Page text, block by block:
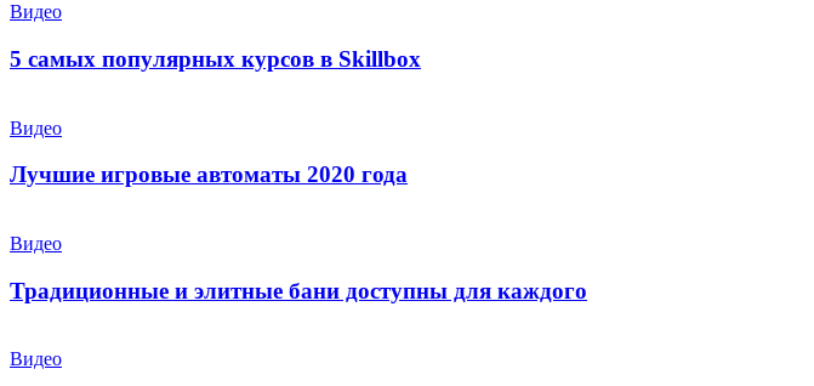
Видео
5 самых популярных курсов в Skillbox
Видео
Лучшие игровые автоматы 2020 года
Видео
Традиционные и элитные бани доступны для каждого
Видео